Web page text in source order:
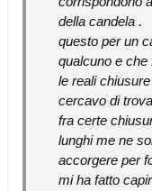
della candela .
questo per un
qualcuno e
le reali
cercavo di
fra certe
lunghi me ne
accorgere per
mi ha fatto